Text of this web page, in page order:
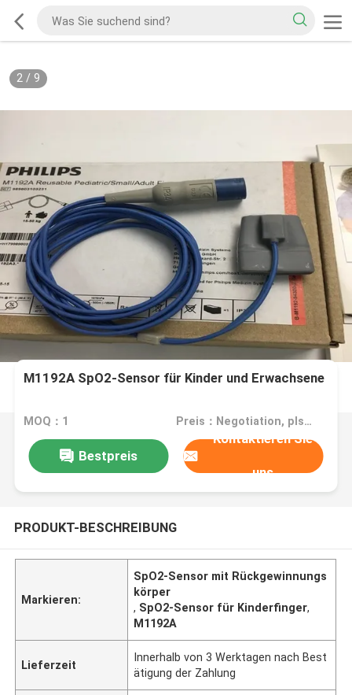
2/ 9
M1192A SpO2-Sensor für Kinder und Erwachsene
MOQ：1 Preis：Negotiation, pls contact me
Bestpreis
Kontaktieren Sie
uns
PRODUKT-BESCHREIBUNG
Markieren:
SpO2-Sensor mit Rückgewinnungs
körper
, SpO2-Sensor für Kinderfinger,
M1192A
Lieferzeit
Innerhalb von 3 Werktagen nach Best
ätigung der Zahlung